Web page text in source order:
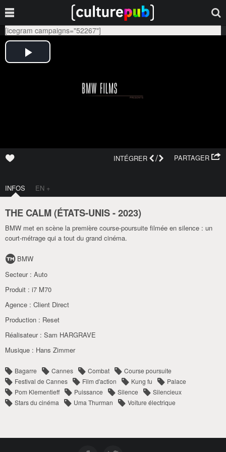
[icegram campaigns="52267"]
PARTAGER
INTÉGRER /
INFOS EN +
THE CALM (ÉTATS-UNIS-2023)
BMW met en scène la première course-poursuite filmée en silence : un
court-métrage qui a tout du grand cinéma.
BMW
Secteur : Auto
Produit : i7 M70
Agence : Client Direct
Production : Reset
Réalisateur : Sam HARGRAVE
Musique : Hans Zimmer
Bagarre Cannes Combat
Course poursuite
Festival de Cannes
Film d'action Kung fu
Palace
Pom Klementieff
Puissance Silence
Silencieux
Stars du cinéma
Uma Thurman Voiture électrique